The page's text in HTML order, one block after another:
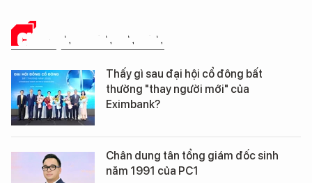
CHUYỆN DOANH NHÂN
Thấy gì sau đại hội cổ đông bất
thường "thay người mới" của
Eximbank?
Chân dung tân tổng giám đốc sinh
năm 1991 của PC1